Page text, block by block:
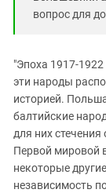
вопрос для
"Эпоха 1917-
эти народы
историей.
балтийские
для них
Первой мировой
некоторые
независимость